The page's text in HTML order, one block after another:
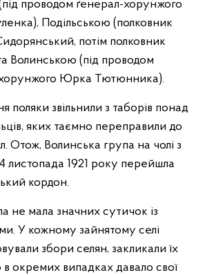
проводом ґенерал-хорунжого
Подільською (полковник
потім полковник
Волинською (під проводом
Юрка Тютюнника).
поляки звільнили з таборів понад
яких таємно переправили до
Отож, Волинська група на чолі з
1921 року перейшла
кордон.
не мала значних сутичок із
У кожному зайнятому селі
збори селян, закликали їх
окремих випадках давало свої